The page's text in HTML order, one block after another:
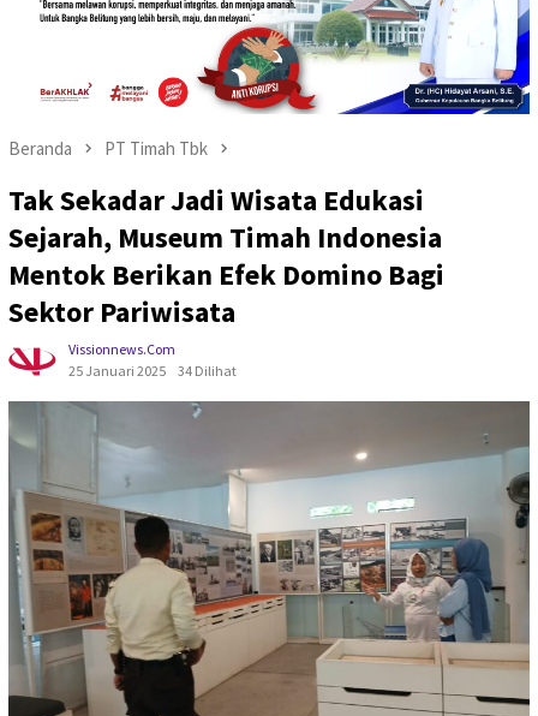
Beranda PT Timah Tbk
Tak Sekadar Jadi Wisata Edukasi
Sejarah, Museum Timah Indonesia
Mentok Berikan Efek Domino Bagi
Sektor Pariwisata
Vissionnews.com
25 Januari 2025
34 Dilihat